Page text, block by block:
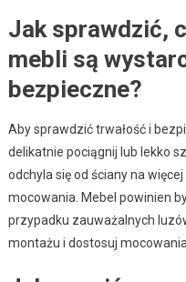
Jak sprawdzić,
mebli są
bezpieczne?
Aby sprawdzić trwałość i
delikatnie pociągnij lub lekko
odchyla się od ściany na
mocowania. Mebel powinien
przypadku zauważalnych
montażu i dostosuj mocowania.